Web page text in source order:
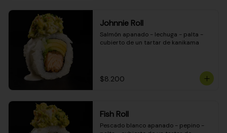
Johnnie Roll
Salmón apanado - lechuga - palta -
cubierto de un tartar de kanikama
$8.200
Fish Roll
Pescado blanco apanado - pepino -